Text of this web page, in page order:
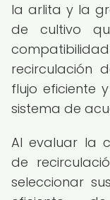
la arlita y la
de cultivo
recirculación
flujo eficiente
sistema de
Al evaluar la
de
seleccionar